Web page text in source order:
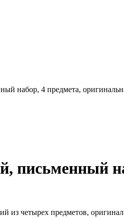
набор, 4 предмета,
письменный
четырех предметов,